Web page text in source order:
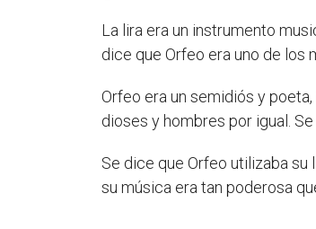
La lira era un instrumento
dice que Orfeo era uno de los
Orfeo era un semidiós y
dioses y hombres por igual.
Se dice que Orfeo utilizaba su
su música era tan poderosa